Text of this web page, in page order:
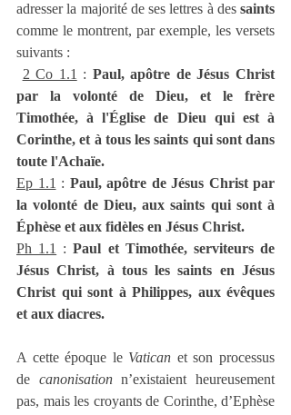
adresser la majorité de ses lettres à des saints
comme le montrent, par exemple, les versets
suivants :
2 Co 1.1 : Paul, apôtre de Jésus Christ
par la volonté de Dieu, et le frère
Timothée, à l'Église de Dieu qui est à
Corinthe, et à tous les saints qui sont dans
toute l'Achaïe.
Ep 1.1 : Paul, apôtre de Jésus Christ par
la volonté de Dieu, aux saints qui sont à
Éphèse et aux fidèles en Jésus Christ.
Ph 1.1
: Paul et Timothée, serviteurs de
Jésus Christ, à tous les saints en Jésus
Christ qui sont à Philippes, aux évêques
et aux diacres.
A cette époque le Vatican et son processus
de canonisation n’existaient heureusement
pas, mais les croyants de Corinthe, d’Ephèse